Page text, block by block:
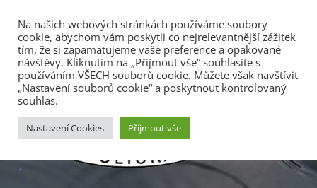
8. 8. 2026
RS
Rybářské
Na našich webových stránkách používáme soubory
cookie, abychom vám poskytli co nejrelevantnější zážitek
tím, že si zapamatujeme vaše preference a opakované
návštěvy. Kliknutím na „Přijmout vše“ souhlasíte s
používáním VŠECH souborů cookie. Můžete však navštívit
„Nastavení souborů cookie“ a poskytnout kontrolovaný
souhlas.
Nastavení Cookies Příjmout vše